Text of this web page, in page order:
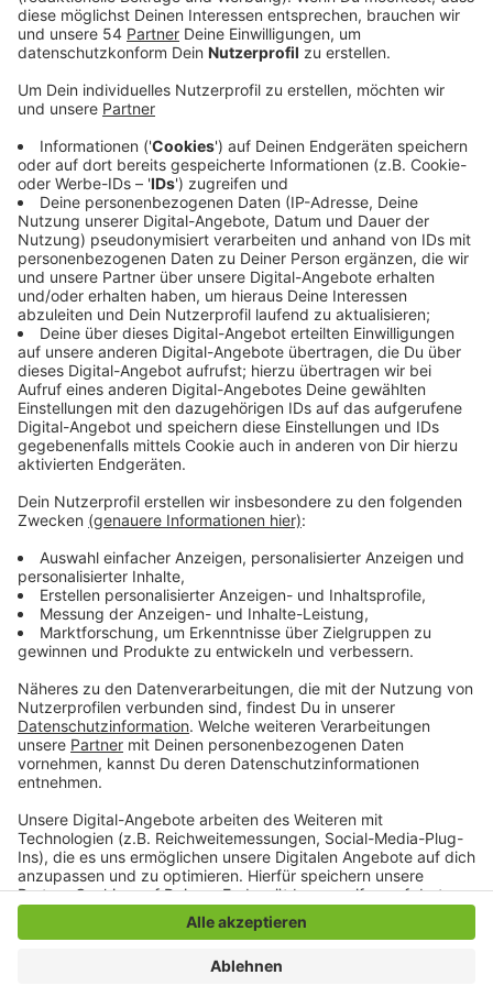
Veröffentlicht:Montag, 14.10.2024 14:15
Anzeige
So etwa ins Niedersächsische Wunstorf, wo man sich
ebenfalls dafür entschieden hat, den Namen
Hindenburgstraße zu behalten. Erst Anfang des
Monats (02.10.) hatte der Ausschuss für Anregungen
und Beschwerden hier in Mönchengladbach einen
Bürgerantrag abgelehnt, die Hindenburgstraße
umzubenennen. Einerseits, weil eine Umbenennung
aufwändig wäre. Andererseits hat die Stadt bereits
Ende letzten Jahres beschlossen, stattdessen einen
Erinnerungspfad auf der Straße einzurichten. Der soll
die Geschichte und auch die Kritik am ehemaligen
Reichspräsidenten und Namensgeber Paul von
Hindenburg aufarbeiten. Unter anderem seine Rolle bei
der Machtergreifung der Nationalsozialisten. In
Wunstorf gibt es einen solchen Erinnerungspfad
bereits. Die Stadt Mönchengladbach habe deshalb
gebeten, die Wunstorfer Texte als Grundlage für
eigene Entwürfe zu benutzen erklärt die
niedersächsische Gemeinde unserer Redaktion.
Anzeige
Anzeige